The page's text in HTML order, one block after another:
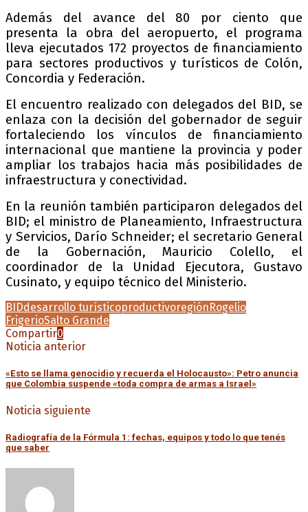
Además del avance del 80 por ciento que
presenta la obra del aeropuerto, el programa
lleva ejecutados 172 proyectos de financiamiento
para sectores productivos y turísticos de Colón,
Concordia y Federación.
El encuentro realizado con delegados del BID, se
enlaza con la decisión del gobernador de seguir
fortaleciendo los vínculos de financiamiento
internacional que mantiene la provincia y poder
ampliar los trabajos hacia más posibilidades de
infraestructura y conectividad.
En la reunión también participaron delegados del
BID; el ministro de Planeamiento, Infraestructura
y Servicios, Darío Schneider; el secretario General
de la Gobernación, Mauricio Colello, el
coordinador de la Unidad Ejecutora, Gustavo
Cusinato, y equipo técnico del Ministerio.
BIDdesarrollo turísticoproductivoregiónRogelio
FrigerioSalto Grande
Compartir0
Noticia anterior
«Esto se llama genocidio y recuerda el Holocausto»: Petro anuncia
que Colombia suspende «toda compra de armas a Israel»
Noticia siguiente
Radiografía de la Fórmula 1: fechas, equipos y todo lo que tenés
que saber